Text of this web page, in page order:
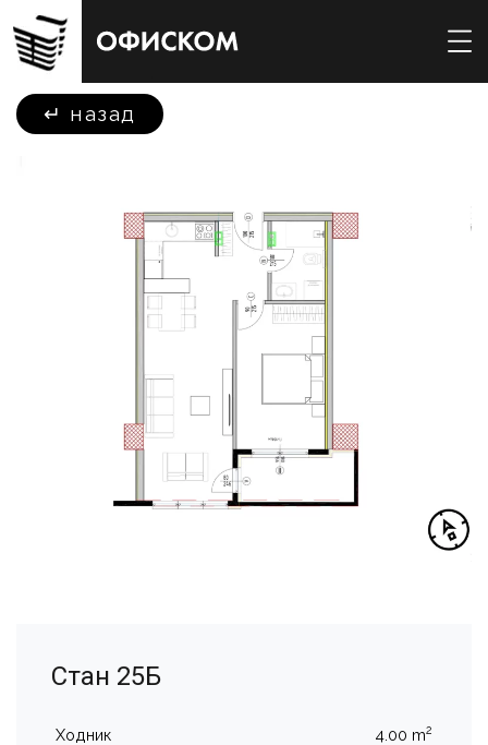
↵ назад
Стан 25Б
Ходник 4.00 m2